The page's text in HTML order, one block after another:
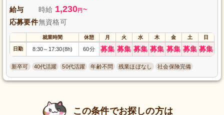
給与 時給 1,230円 ~
応募要件無資格可
就業時間 休憩 月 火 水 木 金 土 日
日勤 8:30～ 17:30(8h) 60分 募集 募集 募集 募集 募集 募集 募集
新卒可 40代活躍 50代活躍 年齢不問 残業ほぼなし 社会保険完備
この条件でお探しの方は